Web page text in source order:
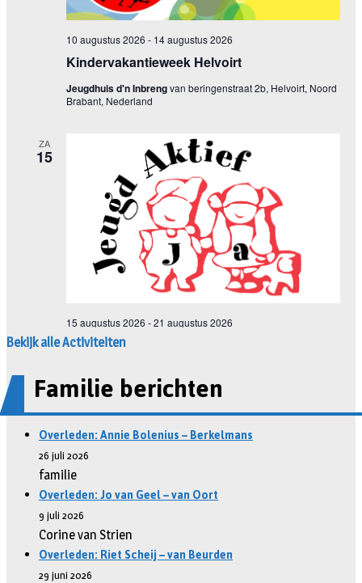
Bekijk alle Activiteiten
Familie berichten
Overleden: Annie Bolenius – Berkelmans
26 juli 2026
familie
Overleden: Jo van Geel – van Oort
9 juli 2026
Corine van Strien
Overleden: Riet Scheij – van Beurden
29 juni 2026